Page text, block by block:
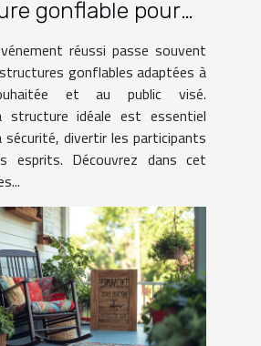
gonflable pour
événement ?
réussi passe souvent
gonflables adaptées à
et au public visé.
structure idéale est essentiel
sécurité, divertir les participants
esprits. Découvrez dans cet